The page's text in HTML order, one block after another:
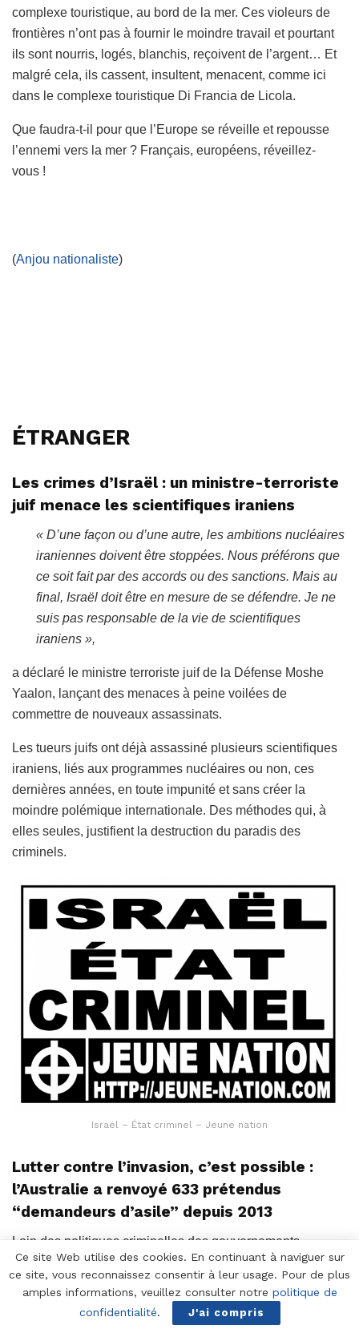
complexe touristique, au bord de la mer. Ces violeurs de
frontières n’ont pas à fournir le moindre travail et pourtant
ils sont nourris, logés, blanchis, reçoivent de l’argent… Et
malgré cela, ils cassent, insultent, menacent, comme ici
dans le complexe touristique Di Francia de Licola.
Que faudra-t-il pour que l’Europe se réveille et repousse
l’ennemi vers la mer ? Français, européens, réveillez-
vous !
(Anjou nationaliste)
ÉTRANGER
Les crimes d’Israël : un ministre-terroriste
juif menace les scientifiques iraniens
« D’une façon ou d’une autre, les ambitions nucléaires
iraniennes doivent être stoppées. Nous préférons que
ce soit fait par des accords ou des sanctions. Mais au
final, Israël doit être en mesure de se défendre. Je ne
suis pas responsable de la vie de scientifiques
iraniens »,
a déclaré le ministre terroriste juif de la Défense Moshe
Yaalon, lançant des menaces à peine voilées de
commettre de nouveaux assassinats.
Les tueurs juifs ont déjà assassiné plusieurs scientifiques
iraniens, liés aux programmes nucléaires ou non, ces
dernières années, en toute impunité et sans créer la
moindre polémique internationale. Des méthodes qui, à
elles seules, justifient la destruction du paradis des
criminels.
Israël – État criminel – Jeune nation
Lutter contre l’invasion, c’est possible :
l’Australie a renvoyé 633 prétendus
“demandeurs d’asile” depuis 2013
Loin des politiques criminelles des gouvernements
d’occupation en Europe, le gouvernement australien, qui
n’a pourtant rien de nationaliste, a renvoyé de nombreuses
embarcations depuis décembre 2013. C’est à cette date
que le gouvernement avait adopté une saine loi de
Ce site Web utilise des cookies. En continuant à naviguer sur
ce site, vous reconnaissez consentir à leur usage. Pour de plus
amples informations, veuillez consulter notre politique de
confidentialité. J'ai compris